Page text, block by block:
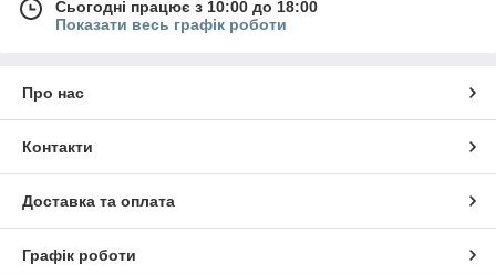
Сьогодні працює з 10:00 до 18:00
Показати весь графік роботи
Про нас
Контакти
Доставка та оплата
Графік роботи